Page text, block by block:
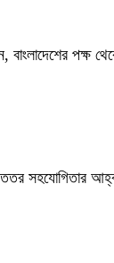
বাংলাদেশের পক্ষ
সহযোগিতার